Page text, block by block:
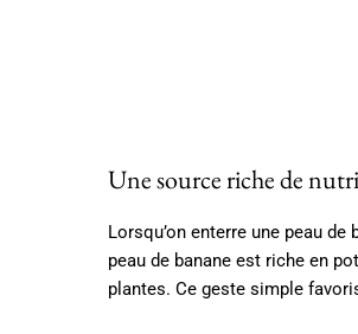
Une source riche de
Lorsqu’on enterre une peau
peau de banane est riche en
plantes. Ce geste simple